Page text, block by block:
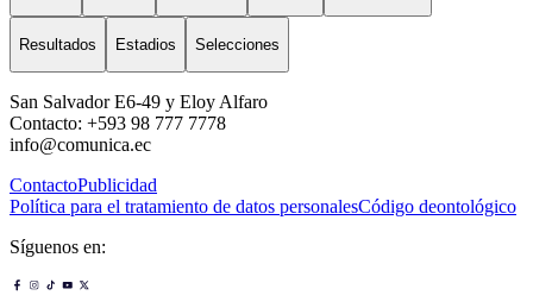
Resultados Estadios Selecciones
San Salvador E6-49 y Eloy Alfaro
Contacto: +593 98 777 7778
info@comunica.ec
ContactoPublicidad
Política para el tratamiento de datos personalesCódigo deontológico
Síguenos en: